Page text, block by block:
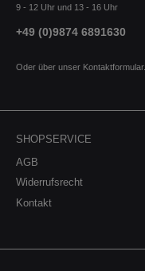
9 - 12 Uhr und 13 - 16 Uhr
+49 (0)9874 6891630
Oder über unser Kontaktformular.
SHOPSERVICE
AGB
Widerrufsrecht
Kontakt